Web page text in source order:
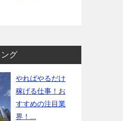
グ
やればやるだけ
稼げる仕事！お
すすめの注目業
界！...